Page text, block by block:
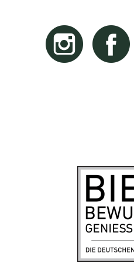
Instagram